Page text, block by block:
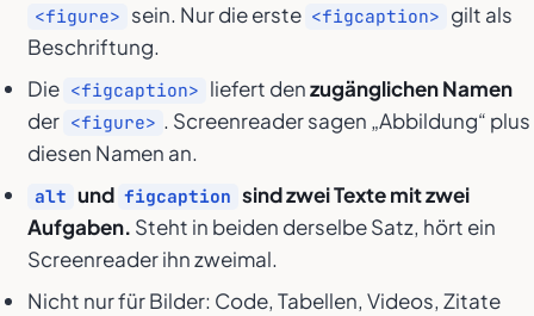
<figure> sein. Nur die erste <figcaption> gilt als
Beschriftung.
Die <figcaption> liefert denzugänglichen Namen
der <figure> . Screenreader sagen „Abbildung“ plus
diesen Namen an.
alt und figcaption sind zwei Texte mit zwei
Aufgaben. Steht in beiden derselbe Satz, hört ein
Screenreader ihn zweimal.
Nicht nur für Bilder: Code, Tabellen, Videos, Zitate